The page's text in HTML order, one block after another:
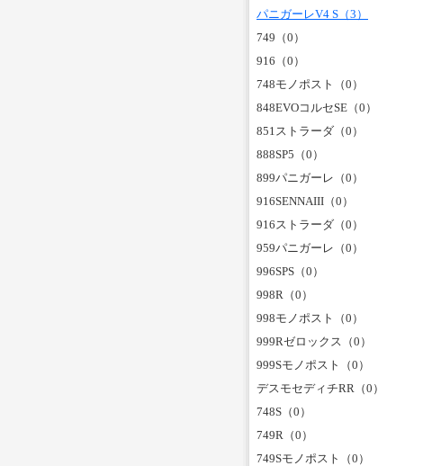
パニガーレV4 S（3）
749（0）
916（0）
748モノポスト（0）
848EVOコルセSE（0）
851ストラーダ（0）
888SP5（0）
899パニガーレ（0）
916SENNAIII（0）
916ストラーダ（0）
959パニガーレ（0）
996SPS（0）
998R（0）
998モノポスト（0）
999Rゼロックス（0）
999Sモノポスト（0）
デスモセディチRR（0）
748S（0）
749R（0）
749Sモノポスト（0）